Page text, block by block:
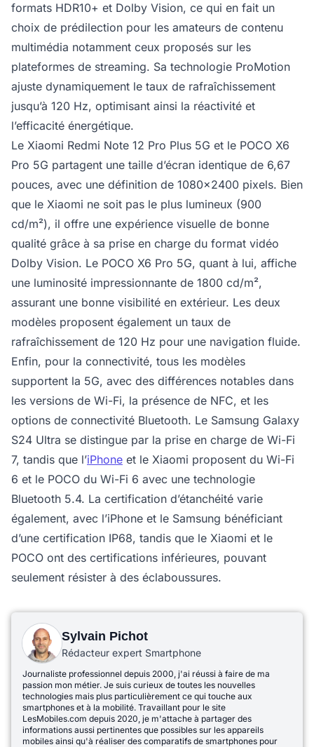
formats HDR10+ et Dolby Vision, ce qui en fait un
choix de prédilection pour les amateurs de contenu
multimédia notamment ceux proposés sur les
plateformes de streaming. Sa technologie ProMotion
ajuste dynamiquement le taux de rafraîchissement
jusqu’à 120 Hz, optimisant ainsi la réactivité et
l’efficacité énergétique.
Le Xiaomi Redmi Note 12 Pro Plus 5G et le POCO X6
Pro 5G partagent une taille d’écran identique de 6,67
pouces, avec une définition de 1080x2400 pixels. Bien
que le Xiaomi ne soit pas le plus lumineux (900
cd/m²), il offre une expérience visuelle de bonne
qualité grâce à sa prise en charge du format vidéo
Dolby Vision. Le POCO X6 Pro 5G, quant à lui, affiche
une luminosité impressionnante de 1800 cd/m²,
assurant une bonne visibilité en extérieur. Les deux
modèles proposent également un taux de
rafraîchissement de 120 Hz pour une navigation fluide.
Enfin, pour la connectivité, tous les modèles
supportent la 5G, avec des différences notables dans
les versions de Wi-Fi, la présence de NFC, et les
options de connectivité Bluetooth. Le Samsung Galaxy
S24 Ultra se distingue par la prise en charge de Wi-Fi
7, tandis que l’iPhone et le Xiaomi proposent du Wi-Fi
6 et le POCO du Wi-Fi 6 avec une technologie
Bluetooth 5.4. La certification d’étanchéité varie
également, avec l’iPhone et le Samsung bénéficiant
d’une certification IP68, tandis que le Xiaomi et le
POCO ont des certifications inférieures, pouvant
seulement résister à des éclaboussures.
Sylvain Pichot
Rédacteur expert Smartphone
Journaliste professionnel depuis 2000, j'ai réussi à faire de ma
passion mon métier. Je suis curieux de toutes les nouvelles
technologies mais plus particulièrement ce qui touche aux
smartphones et à la mobilité. Travaillant pour le site
LesMobiles.com depuis 2020, je m'attache à partager des
informations aussi pertinentes que possibles sur les appareils
mobiles ainsi qu'à réaliser des comparatifs de smartphones pour